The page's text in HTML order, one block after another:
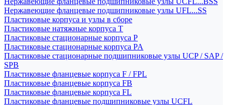
Нержавеющие фланцевые подшипниковые узлы UFL...SS
Пластиковые корпуса и узлы в сборе
Пластиковые натяжные корпуса T
Пластиковые стационарные корпуса P
Пластиковые стационарные корпуса PA
Пластиковые стационарные подшипниковые узлы UCP / SAP /
SPB
Пластиковые фланцевые корпуса F / FPL
Пластиковые фланцевые корпуса FB
Пластиковые фланцевые корпуса FL
Пластиковые фланцевые подшипниковые узлы UCFL